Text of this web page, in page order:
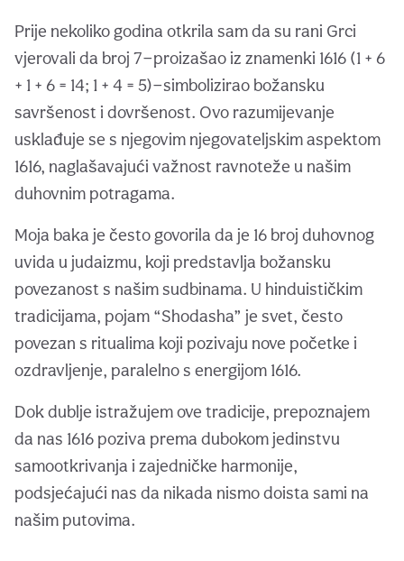
Prije nekoliko godina otkrila sam da su rani Grci
vjerovali da broj 7—proizašao iz znamenki 1616 (1 + 6
+ 1 + 6 = 14; 1 + 4 = 5)—simbolizirao božansku
savršenost i dovršenost. Ovo razumijevanje
usklađuje se s njegovim njegovateljskim aspektom
1616, naglašavajući važnost ravnoteže u našim
duhovnim potragama.
Moja baka je često govorila da je 16 broj duhovnog
uvida u judaizmu, koji predstavlja božansku
povezanost s našim sudbinama. U hinduističkim
tradicijama, pojam “Shodasha” je svet, često
povezan s ritualima koji pozivaju nove početke i
ozdravljenje, paralelno s energijom 1616.
Dok dublje istražujem ove tradicije, prepoznajem
da nas 1616 poziva prema dubokom jedinstvu
samootkrivanja i zajedničke harmonije,
podsjećajući nas da nikada nismo doista sami na
našim putovima.